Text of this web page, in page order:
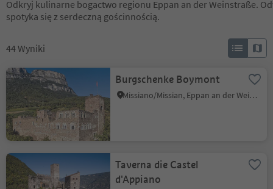
Odkryj kulinarne bogactwo regionu Eppan an der Weinstraße.
spotyka się z serdeczną gościnnością.
44Wyniki
Burgschenke Boymont
Missiano/Missian, Eppan an der Weinstaße/Appiano sulla Strada del Vino, Alto Adige Wine Road
Taverna die Castel
d'Appiano